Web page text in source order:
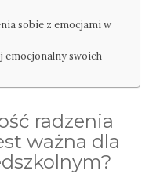
sobie z emocjami w
emocjonalny swoich
radzenia
ważna dla